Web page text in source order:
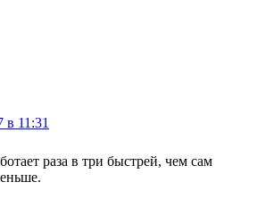
в 11:31
раза в три быстрей, чем сам